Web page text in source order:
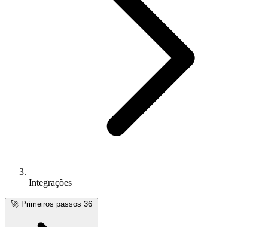
Integrações
🚀 Primeiros passos 36